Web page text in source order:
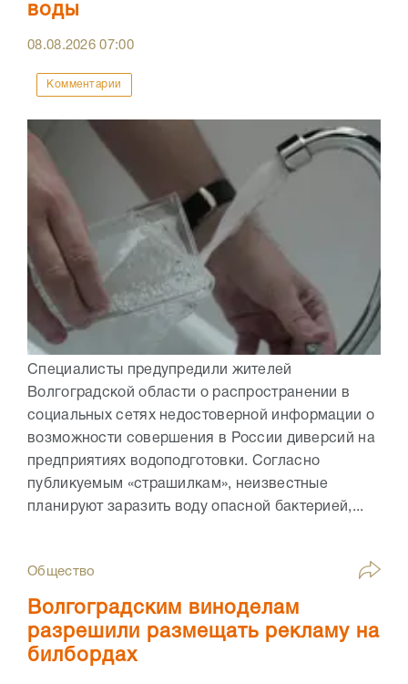
воды
08.08.202607:00
Комментарии
Специалисты предупредили жителей
Волгоградской области о распространении в
социальных сетях недостоверной информации о
возможности совершения в России диверсий на
предприятиях водоподготовки. Согласно
публикуемым «страшилкам», неизвестные
планируют заразить воду опасной бактерией,...
Общество
Волгоградским виноделам
разрешили размещать рекламу на
билбордах